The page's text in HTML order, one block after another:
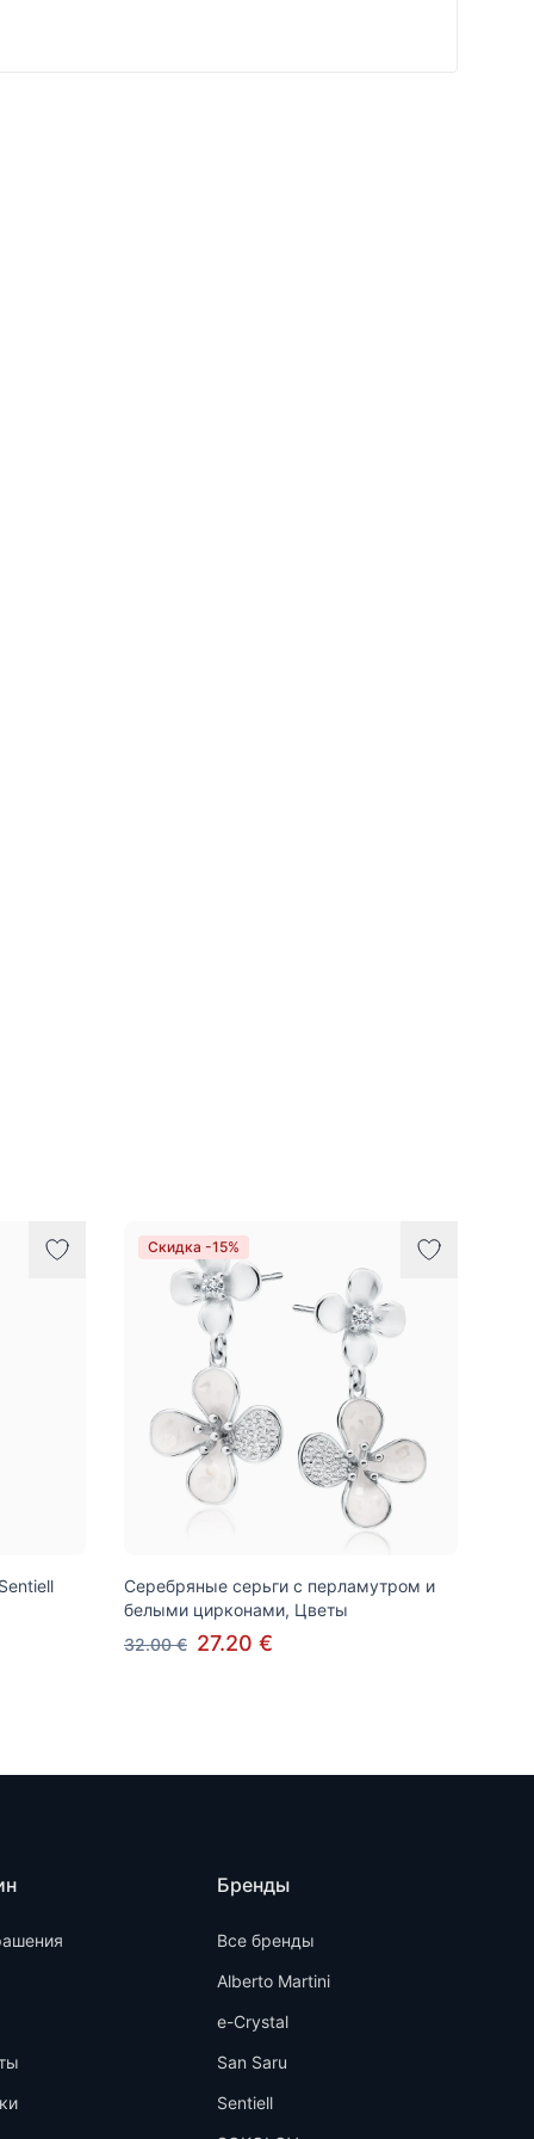
Скидка -15%
Серебряные серьги с перламутром и
белыми цирконами, Цветы
32.00 € 27.20 €
Бренды
Все бренды
Alberto Martini
e-Crystal
San Saru
Sentiell